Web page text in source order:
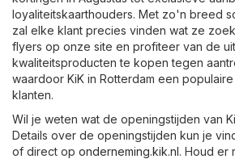
loyaliteitskaarthouders. Met zo'n breed
zal elke klant precies vinden wat ze
flyers op onze site en profiteer van de
kwaliteitsproducten te kopen tegen
waardoor KiK in Rotterdam een
klanten.
Wil je weten wat de openingstijden van
Details over de openingstijden kun je
of direct op onderneming.kik.nl. Houd er